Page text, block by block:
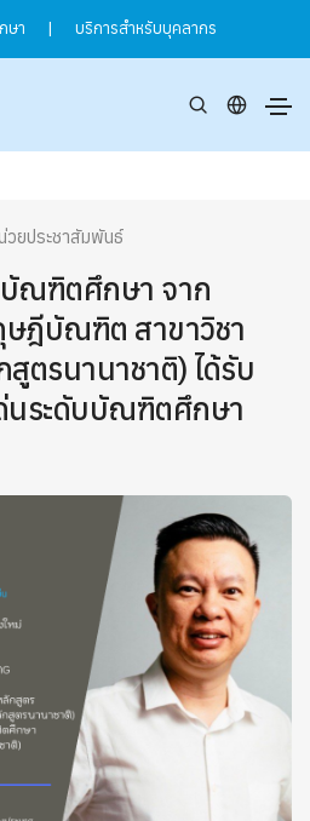
ษา | บริการสำหรับบุคลากร
วยประชาสัมพันธ์
ณฑิตศึกษา จาก
ฎีบัณฑิต สาขาวิชา
ตรนานาชาติ) ได้รับ
นระดับบัณฑิตศึกษา